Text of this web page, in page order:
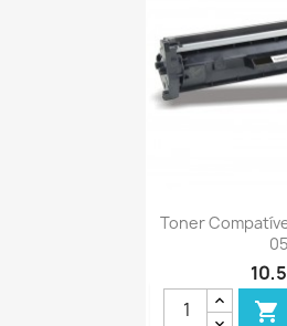

Toner
